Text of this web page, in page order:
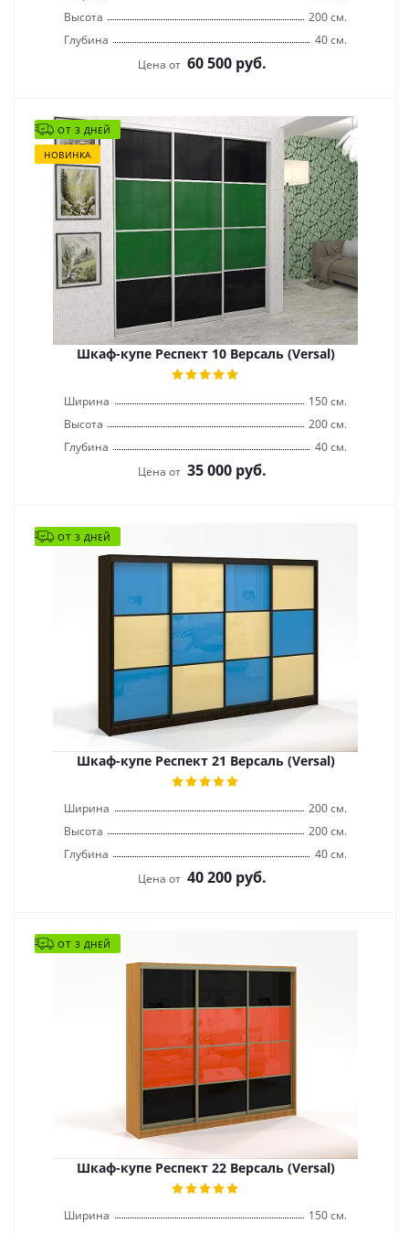
Высота
200 см.
Глубина
40 см.
Цена от 60 500 руб.
ОТ 3 ДНЕЙ
НОВИНКА
Шкаф-купе Респект 10 Версаль (Versal)
Ширина
150 см.
Высота
200 см.
Глубина
40 см.
Цена от 35 000 руб.
ОТ 3 ДНЕЙ
Шкаф-купе Респект 21 Версаль (Versal)
Ширина
200 см.
Высота
200 см.
Глубина
40 см.
Цена от 40 200 руб.
ОТ 3 ДНЕЙ
Шкаф-купе Респект 22 Версаль (Versal)
Ширина
150 см.